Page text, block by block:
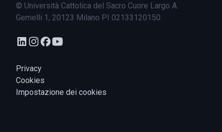
© Università Cattolica del Sacro Cuore Largo A.
Gemelli 1, 20123 Milano PI 02133120150
Privacy
Cookies
Impostazione dei cookies